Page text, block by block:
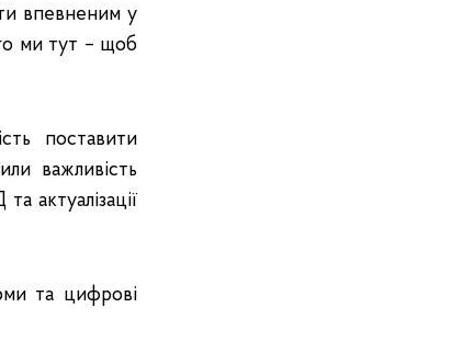
впевненим у
ми тут – щоб
поставити
важливість
актуалізації
та цифрові